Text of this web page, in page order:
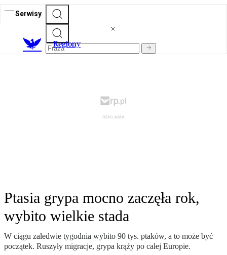
Serwisy
Regiony
Ptasia grypa mocno zaczęła rok,
wybito wielkie stada
W ciągu zaledwie tygodnia wybito 90 tys. ptaków, a to może być
początek. Ruszyły migracje, grypa krąży po całej Europie.